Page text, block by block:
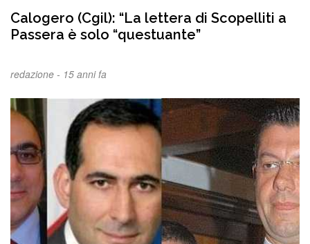
Calogero (Cgil): “La lettera di Scopelliti a
Passera è solo “questuante”
redazione - 15 anni fa